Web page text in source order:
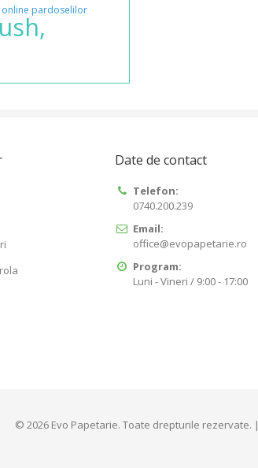
online pardoselilor
Date de contact
Telefon:
0740.200.239
Email:
office@evopapetarie.ro
Program:
Luni - Vineri / 9:00 - 17:00
© 2026 Evo Papetarie. Toate drepturile rezervate. |